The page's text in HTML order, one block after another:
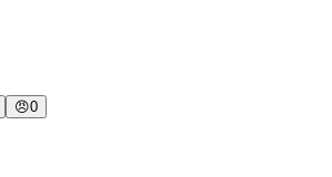
😠0